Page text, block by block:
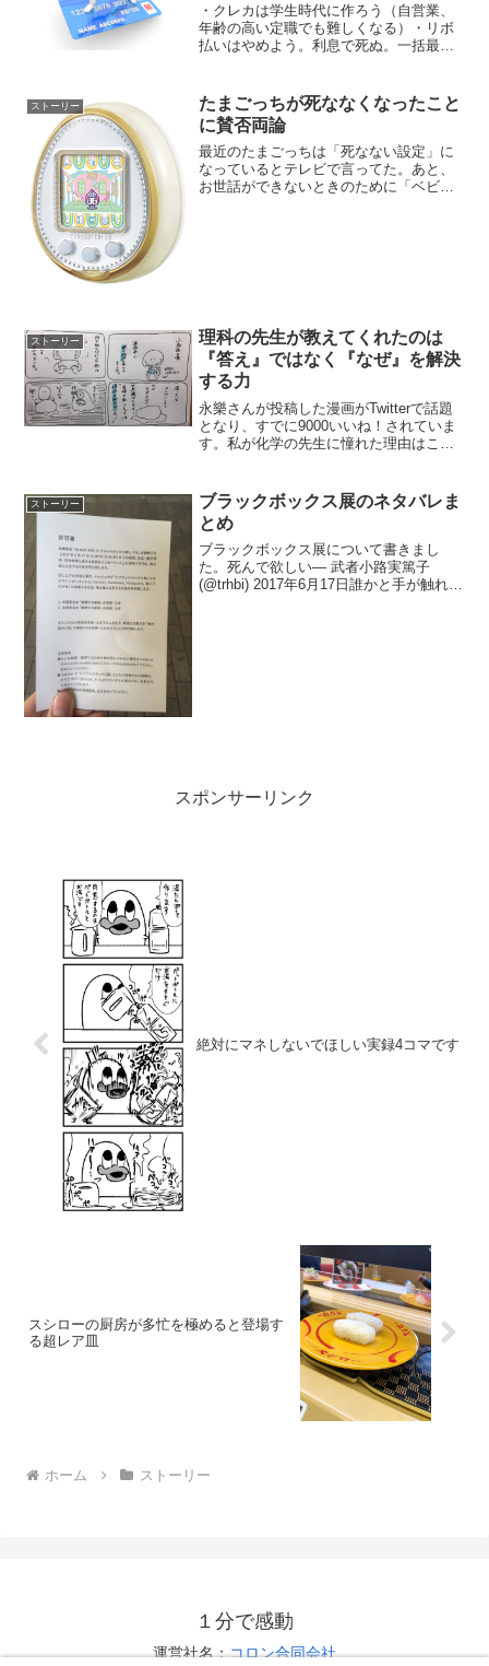
・クレカは学生時代に作ろう（自営業、
年齢の高い定職でも難しくなる）・リボ
払いはやめよう。利息で死ぬ。一括最
い・支払い続けてればクレヒス積んで住
宅ローンとか各種に有利・課金...
ストーリー
たまごっちが死ななくなったこと
に賛否両論
最近のたまごっちは「死なない設定」に
なっているとテレビで言ってた。あと、
お世話ができないときのために「ベビー
ストーリー
理科の先生が教えてくれたのは
『答え』ではなく『なぜ』を解決
する力
永樂さんが投稿した漫画がTwitterで話題
となり、すでに9000いいね！されていま
す。私が化学の先生に憧れた理由はこの
(@Ei__rk) 2017年5...
ストーリー
ブラックボックス展のネタバレま
とめ
ブラックボックス展について書きまし
た。死んで欲しい— 武者小路実篤子
(@trhbi) 2017年6月17日誰かと手が触れ
スポンサーリンク
絶対にマネしないでほしい実録4コマです
スシローの厨房が多忙を極めると登場す
る超レア皿
ホーム ストーリー
１分で感動
運営社名：コロン合同会社